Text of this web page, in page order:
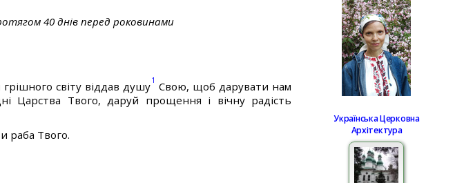
40 днів перед роковинами
світу віддав душу1 Свою, щоб дарувати нам
Царства Твого, даруй прощення і вічну радість
раба Твого.
Українська Церковна
Архітектура